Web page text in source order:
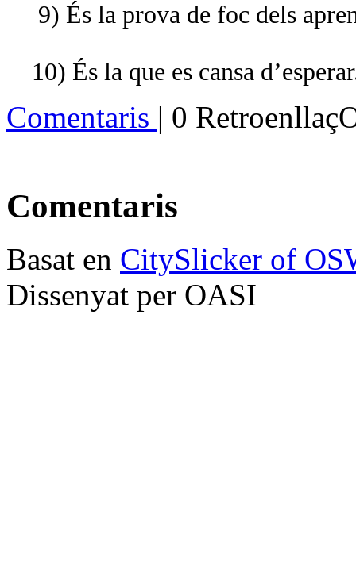
9) És la prova de foc dels
10) És la que es cansa
Comentaris | 0
Comentaris
Basat en CitySlicker of
Dissenyat per OASI